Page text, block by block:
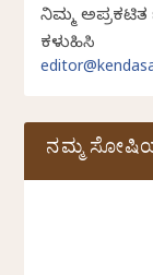
ನಿಮ್ಮ ಅಪ್ರಕಟಿತ
ಕಳುಹಿಸಿ
ನಮ್ಮ